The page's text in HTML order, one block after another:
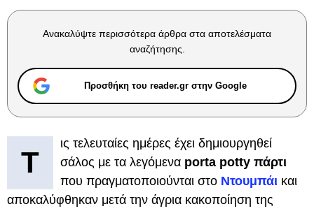
Ανακαλύψτε περισσότερα άρθρα στα αποτελέσματα
αναζήτησης.
Προσθήκη του reader.gr στην Google
Τ
ις τελευταίες ημέρες έχει δημιουργηθεί
σάλος με τα λεγόμενα porta potty πάρτι
που πραγματοποιούνται στο Ντουμπάι και
αποκαλύφθηκαν μετά την άγρια κακοποίηση της